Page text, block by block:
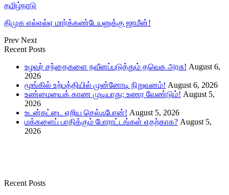
தமிழ்நாடு
திமுக எல்எல்ஏ மார்க்கண்டேயனுக்கு ஜாமீன்!
Prev Next
Recent Posts
உழவர் சந்தைகளை நவீனப்படுத்தும் தவெக அரசு! August 6,
2026
மூங்கில் உற்பத்தியில் முன்னோடி நிறுவனம்! August 6, 2026
உண்மையைக் காண முடியாது; உணர வேண்டும்! August 5,
2026
உடன்கட்டை ஏறிய செல்ஃபோன்! August 5, 2026
மக்களைப் பாதிக்கும் போராட்டங்கள் எதற்காக? August 5,
2026
Recent Posts